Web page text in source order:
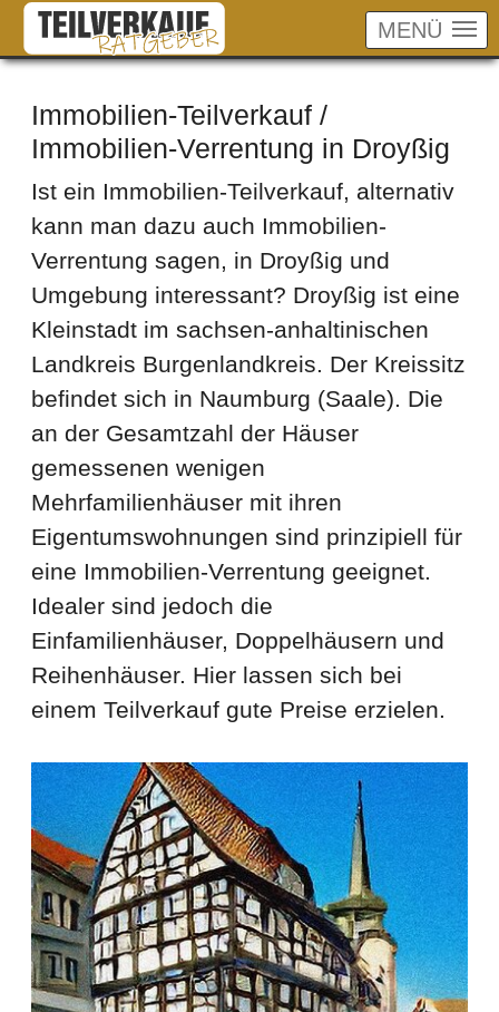
Skip to main content
MENÜ
Immobilien-Teilverkauf /
Immobilien-Verrentung in Droyßig
Ist ein Immobilien-Teilverkauf, alternativ
kann man dazu auch Immobilien-
Verrentung sagen, in Droyßig und
Umgebung interessant? Droyßig ist eine
Kleinstadt im sachsen-anhaltinischen
Landkreis Burgenlandkreis. Der Kreissitz
befindet sich in Naumburg (Saale). Die
an der Gesamtzahl der Häuser
gemessenen wenigen
Mehrfamilienhäuser mit ihren
Eigentumswohnungen sind prinzipiell für
eine Immobilien-Verrentung geeignet.
Idealer sind jedoch die
Einfamilienhäuser, Doppelhäusern und
Reihenhäuser. Hier lassen sich bei
einem Teilverkauf gute Preise erzielen.